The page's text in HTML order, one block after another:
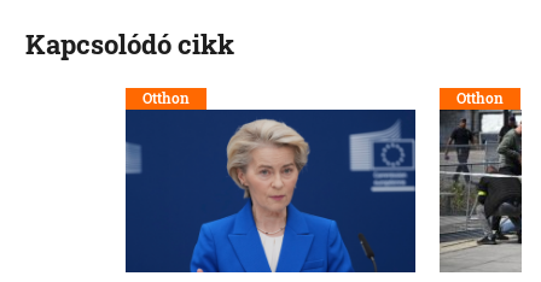
Kapcsolódó cikk
Otthon Otthon